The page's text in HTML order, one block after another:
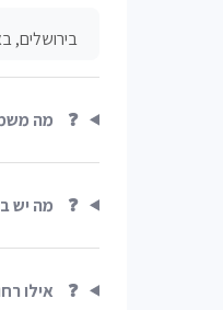
בירושלים,
❓ מה
❓ מה יש
❓ אילו